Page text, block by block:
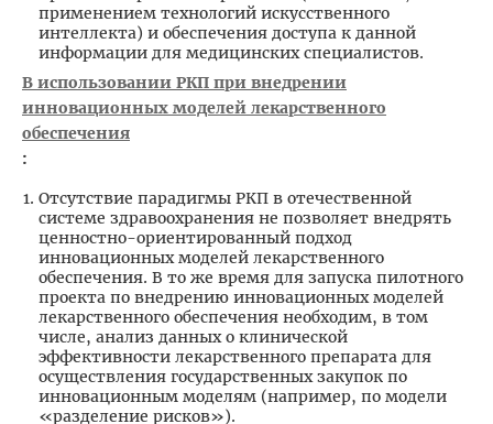
применением технологий искусственного
интеллекта) и обеспечения доступа к данной
информации для медицинских специалистов.
В использовании РКП при внедрении
инновационных моделей лекарственного
обеспечения
:
Отсутствие парадигмы РКП в отечественной
системе здравоохранения не позволяет внедрять
ценностно-ориентированный подход
инновационных моделей лекарственного
обеспечения. В то же время для запуска пилотного
проекта по внедрению инновационных моделей
лекарственного обеспечения необходим, в том
числе, анализ данных о клинической
эффективности лекарственного препарата для
осуществления государственных закупок по
инновационным моделям (например, по модели
«разделение рисков»).